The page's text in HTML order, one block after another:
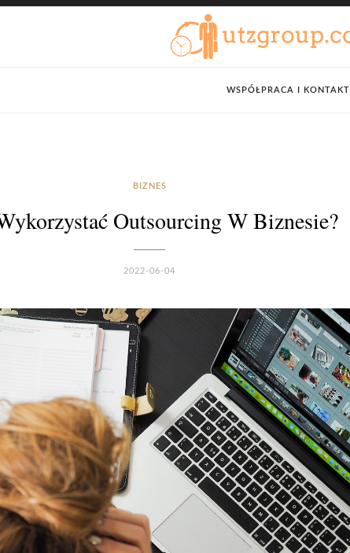
WSPÓŁPRACA I KONTAKT
BIZNES
Outsourcing W Biznesie?
2022-06-04